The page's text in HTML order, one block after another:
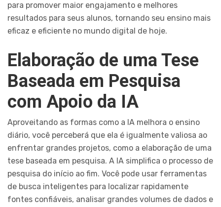
para promover maior engajamento e melhores
resultados para seus alunos, tornando seu ensino mais
eficaz e eficiente no mundo digital de hoje.
Elaboração de uma Tese
Baseada em Pesquisa
com Apoio da IA
Aproveitando as formas como a IA melhora o ensino
diário, você perceberá que ela é igualmente valiosa ao
enfrentar grandes projetos, como a elaboração de uma
tese baseada em pesquisa. A IA simplifica o processo de
pesquisa do início ao fim. Você pode usar ferramentas
de busca inteligentes para localizar rapidamente
fontes confiáveis, analisar grandes volumes de dados e